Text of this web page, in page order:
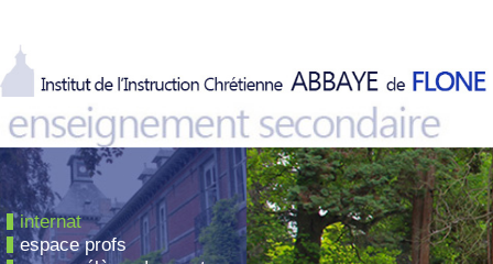
internat
espace profs